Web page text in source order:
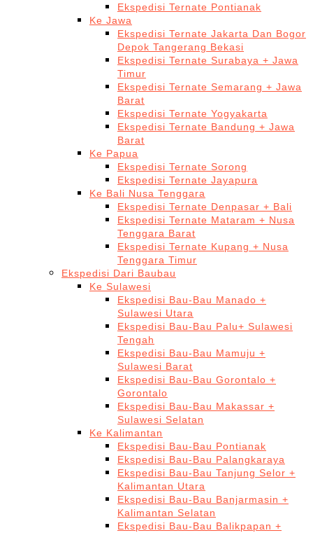
Ekspedisi Ternate Pontianak
Ke Jawa
Ekspedisi Ternate Jakarta Dan Bogor
Depok Tangerang Bekasi
Ekspedisi Ternate Surabaya + Jawa
Timur
Ekspedisi Ternate Semarang + Jawa
Barat
Ekspedisi Ternate Yogyakarta
Ekspedisi Ternate Bandung + Jawa
Barat
Ke Papua
Ekspedisi Ternate Sorong
Ekspedisi Ternate Jayapura
Ke Bali Nusa Tenggara
Ekspedisi Ternate Denpasar + Bali
Ekspedisi Ternate Mataram + Nusa
Tenggara Barat
Ekspedisi Ternate Kupang + Nusa
Tenggara Timur
Ekspedisi Dari Baubau
Ke Sulawesi
Ekspedisi Bau-Bau Manado +
Sulawesi Utara
Ekspedisi Bau-Bau Palu+ Sulawesi
Tengah
Ekspedisi Bau-Bau Mamuju +
Sulawesi Barat
Ekspedisi Bau-Bau Gorontalo +
Gorontalo
Ekspedisi Bau-Bau Makassar +
Sulawesi Selatan
Ke Kalimantan
Ekspedisi Bau-Bau Pontianak
Ekspedisi Bau-Bau Palangkaraya
Ekspedisi Bau-Bau Tanjung Selor +
Kalimantan Utara
Ekspedisi Bau-Bau Banjarmasin +
Kalimantan Selatan
Ekspedisi Bau-Bau Balikpapan +